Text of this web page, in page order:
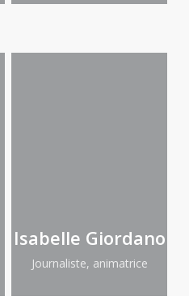
Isabelle Giordano
Journaliste, animatrice